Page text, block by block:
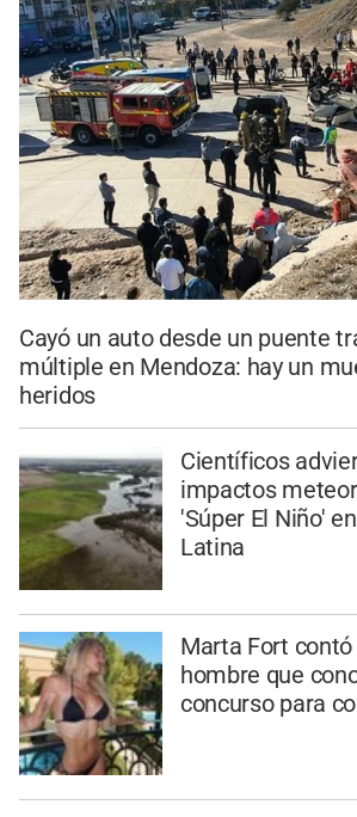
Cayó un auto desde un puente
múltiple en Mendoza: hay un
heridos
Científicos
impactos
'Súper El Niño'
Latina
Marta Fort
hombre que
concurso para